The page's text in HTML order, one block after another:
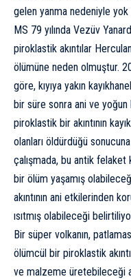
gelen yanma nedeniyle yok
MS 79 yılında Vezüv
piroklastik akıntılar
ölümüne neden olmuştur.
göre, kıyıya yakın
bir süre sonra ani ve yoğun
piroklastik bir akıntının
olanları öldürdüğü
çalışmada, bu antik felaket
bir ölüm yaşamış
akıntının ani etkilerinden
ısıtmış olabileceği
Bir süper volkanın,
ölümcül bir piroklastik
ve malzeme üretebileceği